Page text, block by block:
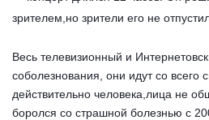
зрителем,но зрители его не
Весь телевизионный и
соболезнования, они идут со всего
действительно человека,лица не
боролся со страшной болезнью с